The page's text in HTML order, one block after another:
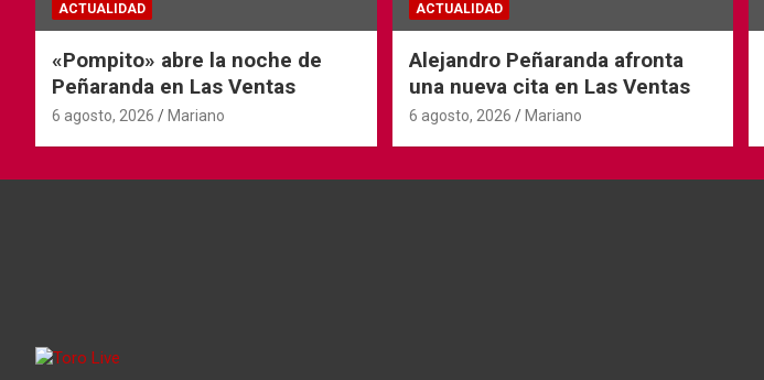
ACTUALIDAD
«Pompito» abre la noche de
Peñaranda en Las Ventas
6 agosto, 2026 Mariano
ACTUALIDAD
Alejandro Peñaranda afronta
una nueva cita en Las Ventas
6 agosto, 2026 Mariano